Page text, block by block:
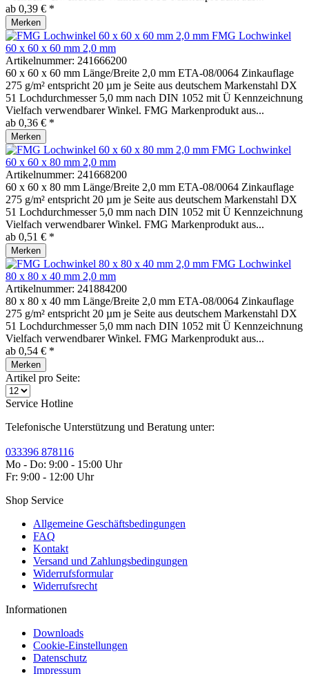
ab 0,39 € *
Merken
FMG Lochwinkel
60 x 60 x 60 mm 2,0 mm
Artikelnummer: 241666200
60 x 60 x 60 mm Länge/Breite 2,0 mm ETA-08/0064 Zinkauflage
275 g/m² entspricht 20 µm je Seite aus deutschem Markenstahl DX
51 Lochdurchmesser 5,0 mm nach DIN 1052 mit Ü Kennzeichnung
Vielfach verwendbarer Winkel. FMG Markenprodukt aus...
ab 0,36 € *
Merken
FMG Lochwinkel
60 x 60 x 80 mm 2,0 mm
Artikelnummer: 241668200
60 x 60 x 80 mm Länge/Breite 2,0 mm ETA-08/0064 Zinkauflage
275 g/m² entspricht 20 µm je Seite aus deutschem Markenstahl DX
51 Lochdurchmesser 5,0 mm nach DIN 1052 mit Ü Kennzeichnung
Vielfach verwendbarer Winkel. FMG Markenprodukt aus...
ab 0,51 € *
Merken
FMG Lochwinkel
80 x 80 x 40 mm 2,0 mm
Artikelnummer: 241884200
80 x 80 x 40 mm Länge/Breite 2,0 mm ETA-08/0064 Zinkauflage
275 g/m² entspricht 20 µm je Seite aus deutschem Markenstahl DX
51 Lochdurchmesser 5,0 mm nach DIN 1052 mit Ü Kennzeichnung
Vielfach verwendbarer Winkel. FMG Markenprodukt aus...
ab 0,54 € *
Merken
Artikel pro Seite:
Service Hotline
Telefonische Unterstützung und Beratung unter:
033396 878116
Mo - Do: 9:00 - 15:00 Uhr
Fr: 9:00 - 12:00 Uhr
Shop Service
Allgemeine Geschäftsbedingungen
FAQ
Kontakt
Versand und Zahlungsbedingungen
Widerrufsformular
Widerrufsrecht
Informationen
Downloads
Cookie-Einstellungen
Datenschutz
Impressum